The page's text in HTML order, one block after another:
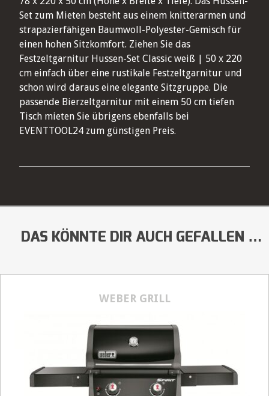
Set zum Mieten besteht aus einem knitterarmen und
strapazierfähigen Baumwoll-Polyester-Gemisch für
einen hohen Sitzkomfort. Ziehen Sie das
Festzeltgarnitur Hussen-Set Classic weiß | 50 x 220
cm einfach über eine rustikale Festzeltgarnitur und
schon wird daraus eine elegante Sitzgruppe. Die
passende Bierzeltgarnitur mit einem 50 cm tiefen
Tisch mieten Sie übrigens ebenfalls bei
EVENTTOOL24 zum günstigen Preis.
DAS KÖNNTE DIR AUCH GEFALLEN …
WEBER GRILL